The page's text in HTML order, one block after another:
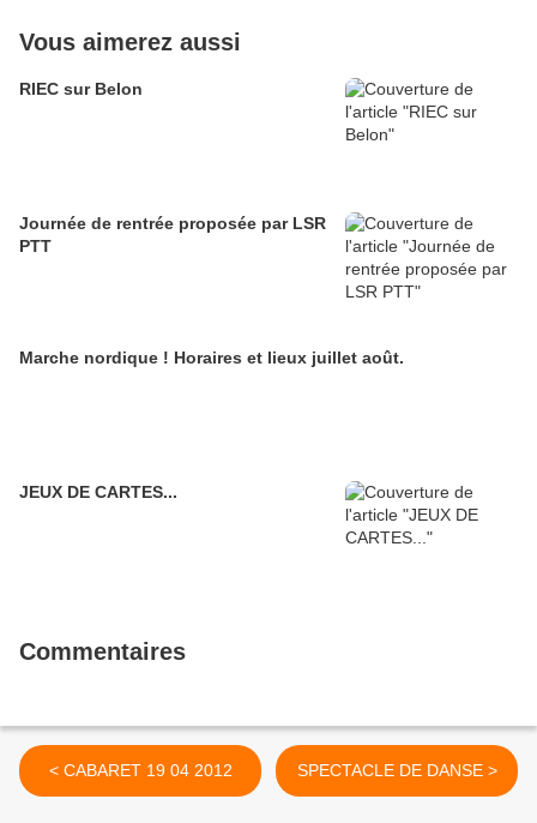
Vous aimerez aussi
RIEC sur Belon
Journée de rentrée proposée par LSR
PTT
Marche nordique ! Horaires et lieux juillet août.
JEUX DE CARTES...
Commentaires
< CABARET 19 04 2012 SPECTACLE DE DANSE >